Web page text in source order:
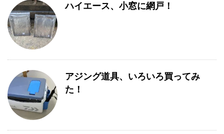
ハイエース、小窓に網戸！
アジング道具、いろいろ買ってみ
た！